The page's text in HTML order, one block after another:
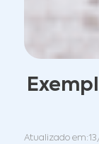
Atualizado em: